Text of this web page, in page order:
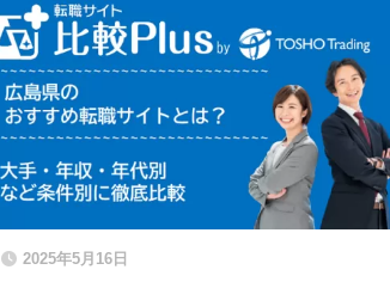
2025年5月16日